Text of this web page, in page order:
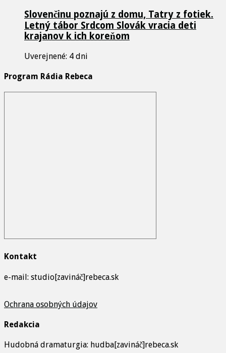
Slovenčinu poznajú z domu, Tatry z fotiek.
Letný tábor Srdcom Slovák vracia deti
krajanov k ich koreňom
Uverejnené: 4 dni
Program Rádia Rebeca
Kontakt
e-mail: studio[zavináč]rebeca.sk
Ochrana osobných údajov
Redakcia
Hudobná dramaturgia: hudba[zavináč]rebeca.sk